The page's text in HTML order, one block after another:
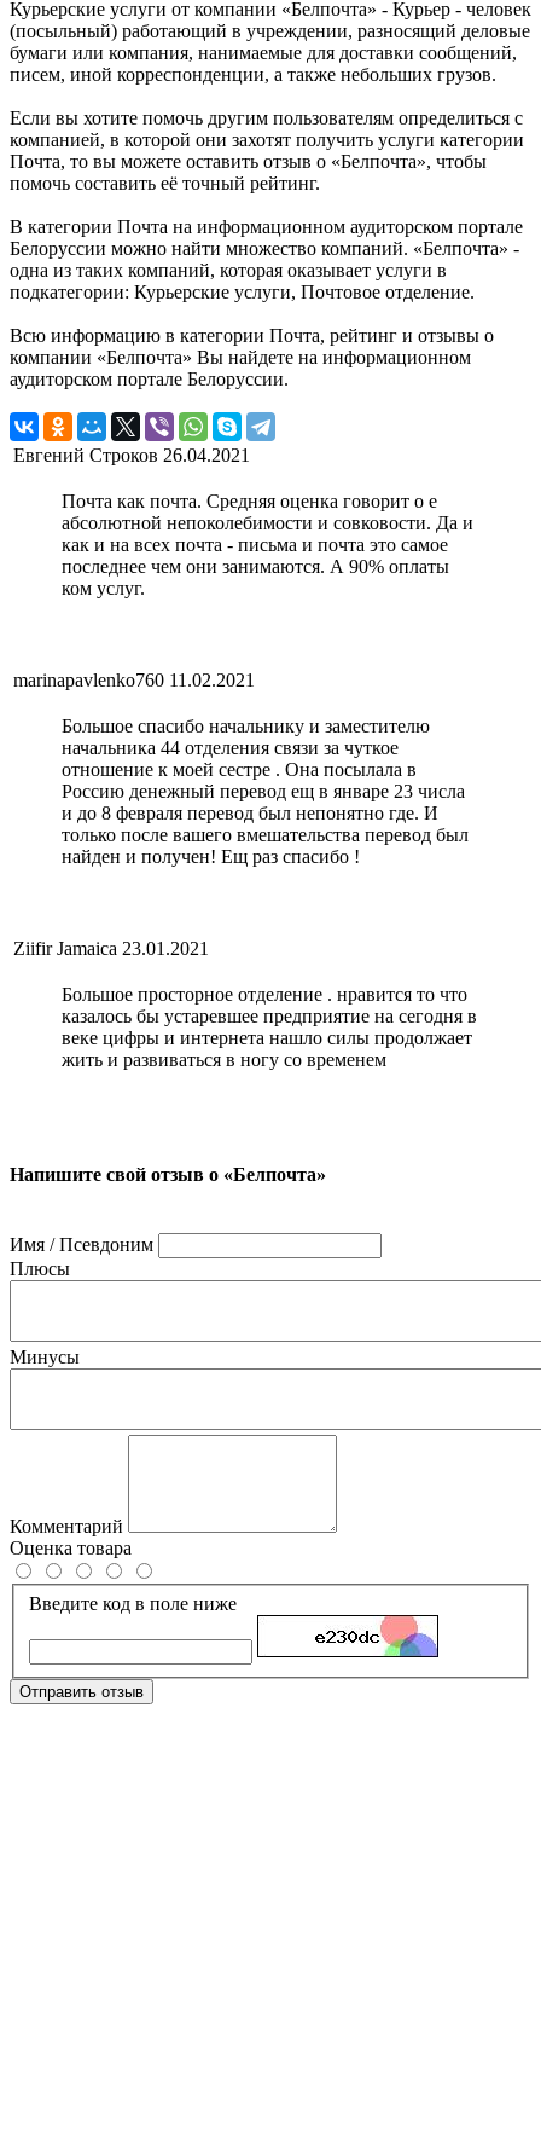
Курьерские услуги от компании «Белпочта» - Курьер - человек
(посыльный) работающий в учреждении, разносящий деловые
бумаги или компания, нанимаемые для доставки сообщений,
писем, иной корреспонденции, а также небольших грузов.
Если вы хотите помочь другим пользователям определиться с
компанией, в которой они захотят получить услуги категории
Почта, то вы можете оставить отзыв о «Белпочта», чтобы
помочь составить её точный рейтинг.
В категории Почта на информационном аудиторском портале
Белоруссии можно найти множество компаний. «Белпочта» -
одна из таких компаний, которая оказывает услуги в
подкатегории: Курьерские услуги, Почтовое отделение.
Всю информацию в категории Почта, рейтинг и отзывы о
компании «Белпочта» Вы найдете на информационном
аудиторском портале Белоруссии.
Евгений Строков 26.04.2021
Почта как почта. Средняя оценка говорит о е
абсолютной непоколебимости и совковости. Да и
как и на всех почта - письма и почта это самое
последнее чем они занимаются. А 90% оплаты
ком услуг.
marinapavlenko760 11.02.2021
Большое спасибо начальнику и заместителю
начальника 44 отделения связи за чуткое
отношение к моей сестре . Она посылала в
Россию денежный перевод ещ в январе 23 числа
и до 8 февраля перевод был непонятно где. И
только после вашего вмешательства перевод был
найден и получен! Ещ раз спасибо !
Ziifir Jamaica 23.01.2021
Большое просторное отделение . нравится то что
казалось бы устаревшее предприятие на сегодня в
веке цифры и интернета нашло силы продолжает
жить и развиваться в ногу со временем
Напишите свой отзыв о «Белпочта»
Имя / Псевдоним
Плюсы
Минусы
Комментарий
Оценка товара
Введите код в поле ниже
Отправить отзыв